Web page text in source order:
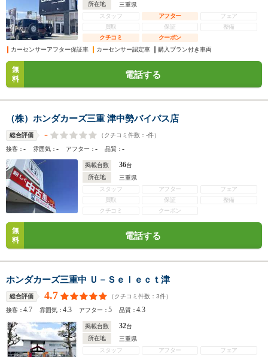
所在地
三重県
スタッフ
アフター
フェア
買取
保証
整備
クチコミ
クーポン
カーセンサーアフター保証車
カーセンサー認定車 購入プラン付き車両
無
料
電話する
（株）ホンダカーズ三重 津中勢バイパス店
総合評価 - （クチコミ件数： -件）
接客：- 雰囲気：- アフター：- 品質：-
掲載台数 36台
所在地
三重県
スタッフ
アフター
フェア
買取
保証
整備
クチコミ
クーポン
無
料
電話する
ホンダカーズ三重中 Ｕ－Ｓｅｌｅｃｔ津
総合評価 4.7 （クチコミ件数： 3件）
接客：4.7 雰囲気：4.3 アフター：5 品質：4.3
掲載台数 32台
所在地
三重県
スタッフ
アフター
フェア